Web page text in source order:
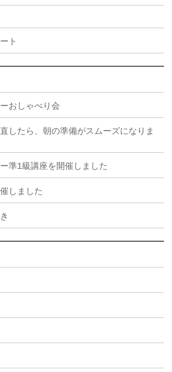
ト
おしゃべり会
したら、朝の準備がスムーズになりま
準1級講座を開催しました
しました